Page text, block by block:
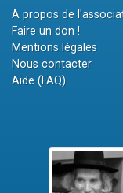
A propos de
Faire un don !
Mentions légales
Nous contacter
Aide (FAQ)